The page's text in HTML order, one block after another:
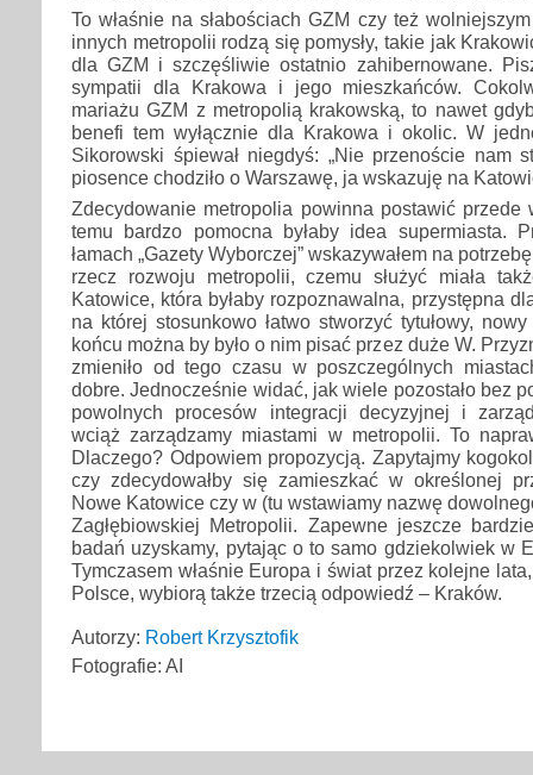
To właśnie na słabościach GZM czy też
innych metropolii rodzą się pomysły, takie jak
dla GZM i szczęśliwie ostatnio zahibernowane.
sympatii dla Krakowa i jego mieszkańców.
mariażu GZM z metropolią krakowską, to nawet
benefi tem wyłącznie dla Krakowa i okolic. W
Sikorowski śpiewał niegdyś: „Nie przenoście nam
piosence chodziło o Warszawę, ja wskazuję na
Zdecydowanie metropolia powinna postawić przede
temu bardzo pomocna byłaby idea supermiasta.
łamach „Gazety Wyborczej” wskazywałem na
rzecz rozwoju metropolii, czemu służyć miała
Katowice, która byłaby rozpoznawalna, przystępna
na której stosunkowo łatwo stworzyć tytułowy,
końcu można by było o nim pisać przez duże W.
zmieniło od tego czasu w poszczególnych
dobre. Jednocześnie widać, jak wiele pozostało bez
powolnych procesów integracji decyzyjnej i
wciąż zarządzamy miastami w metropolii. To
Dlaczego? Odpowiem propozycją. Zapytajmy
czy zdecydowałby się zamieszkać w określonej
Nowe Katowice czy w (tu wstawiamy nazwę
Zagłębiowskiej Metropolii. Zapewne jeszcze
badań uzyskamy, pytając o to samo gdziekolwiek w
Tymczasem właśnie Europa i świat przez kolejne
Polsce, wybiorą także trzecią odpowiedź – Kraków.
Autorzy: Robert Krzysztofik
Fotografie: AI